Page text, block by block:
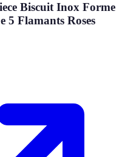
Biscuit Inox Forme
5 Flamants Roses